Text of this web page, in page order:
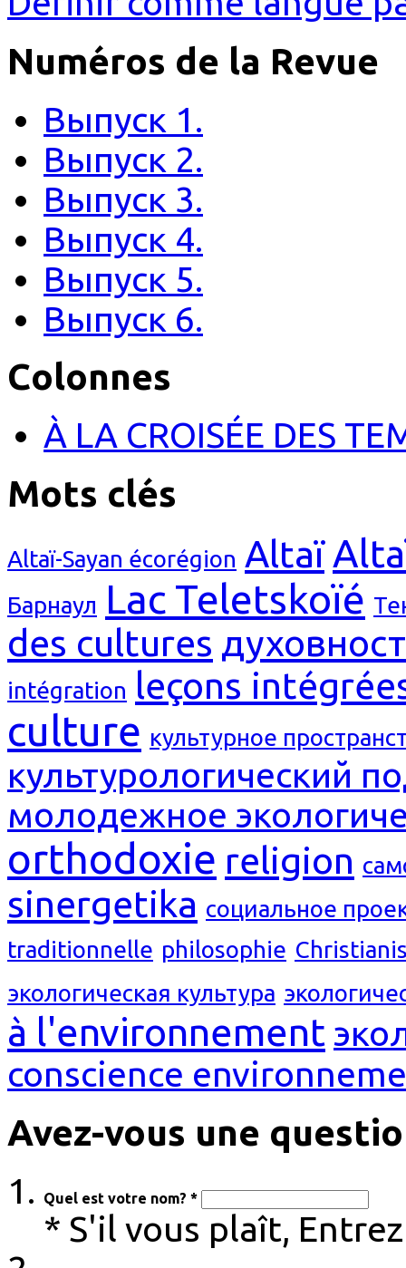
Numéros de la Revue
Выпуск 1.
Выпуск 2.
Выпуск 3.
Выпуск 4.
Выпуск 5.
Выпуск 6.
Colonnes
À LA CROISÉE DES
Mots clés
Altaï-Sayan écorégion Altaï
Барнаул Lac Teletskoïé
des cultures
intégration leçons
culture культурное
культурологический
молодежное
orthodoxie religion
sinergetika социальное
traditionnelle philosophie
экологическая культура
à l'environnement
conscience
Avez-vous une
Quel est votre nom? *
* S'il vous plaît,